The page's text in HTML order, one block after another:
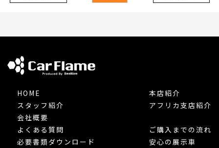
HOME
スタッフ紹介
会社概要
本店紹介
アフリカ支店紹介
よくある質問
必要書類ダウンロード
ご購入までの流れ
安心の展示車